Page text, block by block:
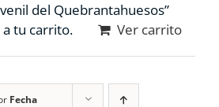
COLABORA
del Quebrantahuesos”
a tu carrito.
Ver carrito
Fecha